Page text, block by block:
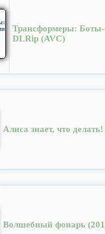
Трансформеры: Боты-
DLRip (AVC)
Алиса знает, что
Волшебный фонарь